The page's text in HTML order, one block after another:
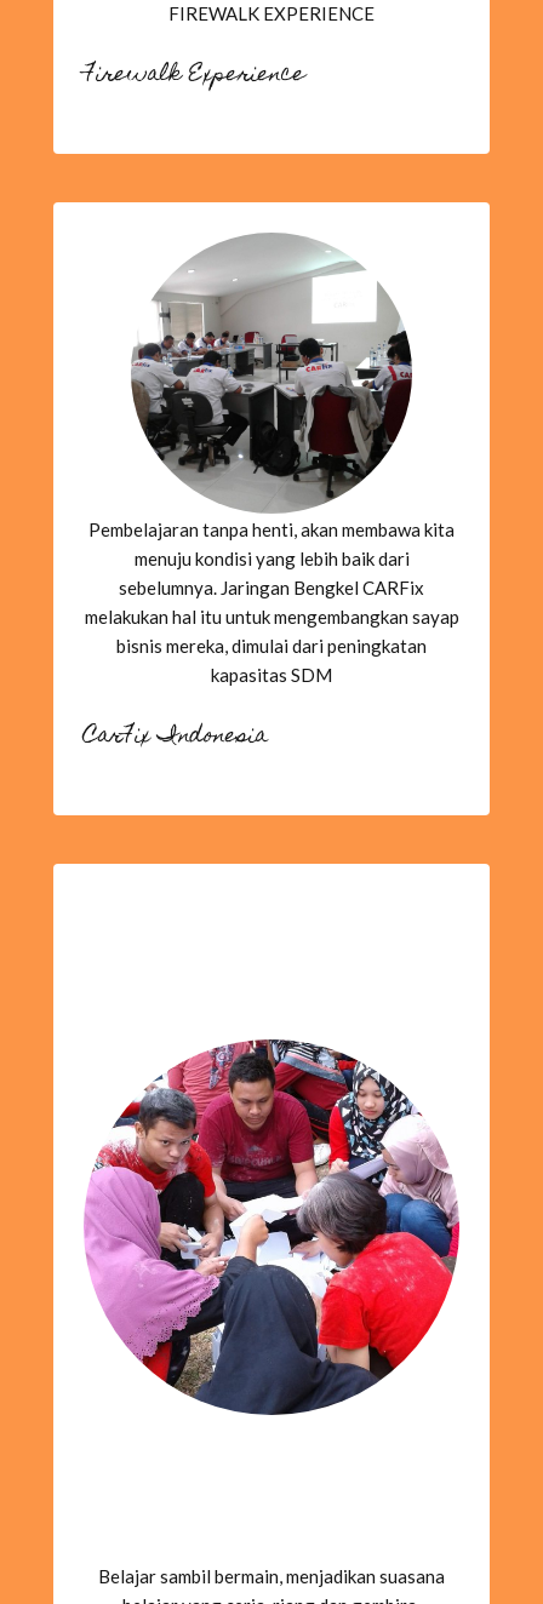
FIREWALK EXPERIENCE
Firewalk Experience
Pembelajaran tanpa henti, akan membawa kita
menuju kondisi yang lebih baik dari
sebelumnya. Jaringan Bengkel CARFix
melakukan hal itu untuk mengembangkan sayap
bisnis mereka, dimulai dari peningkatan
kapasitas SDM
CarFix Indonesia
Belajar sambil bermain, menjadikan suasana